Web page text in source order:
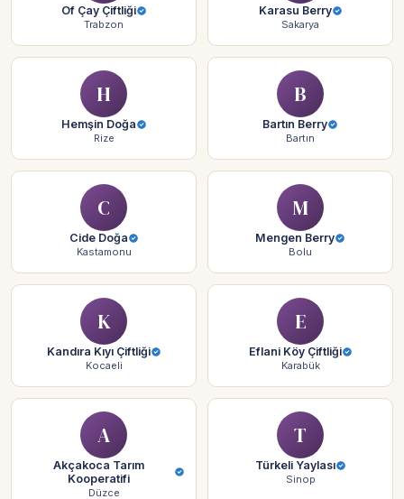
Of Çay Çiftliği
Trabzon
Karasu Berry
Sakarya
H
Hemşin Doğa
Rize
B
Bartın Berry
Bartın
C
Cide Doğa
Kastamonu
M
Mengen Berry
Bolu
K
Kandıra Kıyı Çiftliği
Kocaeli
E
Eflani Köy Çiftliği
Karabük
A
Akçakoca Tarım
Kooperatifi
Düzce
T
Türkeli Yaylası
Sinop